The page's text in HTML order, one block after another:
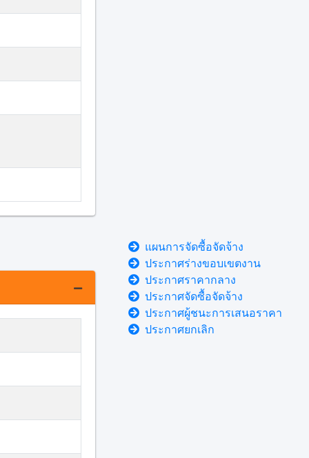
แผนการจัดซื้อจัดจ้าง
ประกาศร่างขอบเขตงาน
ประกาศราคากลาง
ประกาศจัดซื้อจัดจ้าง
ประกาศผู้ชนะการเสนอราคา
ประกาศยกเลิก